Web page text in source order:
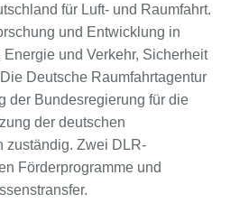
für Luft- und Raumfahrt.
und Entwicklung in
Energie und Verkehr, Sicherheit
Deutsche Raumfahrtagentur
der Bundesregierung für die
der deutschen
zuständig. Zwei DLR-
Förderprogramme und